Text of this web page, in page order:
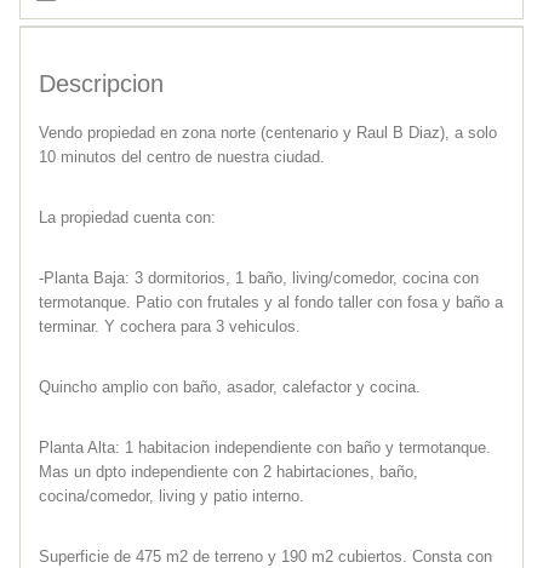
Descripcion
Vendo propiedad en zona norte (centenario y Raul B Diaz), a solo
10 minutos del centro de nuestra ciudad.
La propiedad cuenta con:
-Planta Baja: 3 dormitorios, 1 baño, living/comedor, cocina con
termotanque. Patio con frutales y al fondo taller con fosa y baño a
terminar. Y cochera para 3 vehiculos.
Quincho amplio con baño, asador, calefactor y cocina.
Planta Alta: 1 habitacion independiente con baño y termotanque.
Mas un dpto independiente con 2 habirtaciones, baño,
cocina/comedor, living y patio interno.
Superficie de 475 m2 de terreno y 190 m2 cubiertos. Consta con